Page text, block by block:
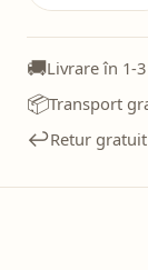
🚚Livrare în 1-
📦Transport
↩️Retur